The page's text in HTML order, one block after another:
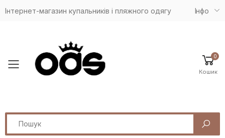
Інтернет-магазин купальників і пляжного одягу Iнфо
Toggle mobile menu
0
Кошик
Search